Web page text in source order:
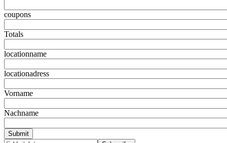
coupons
Totals
locationname
locationadress
Vorname
Nachname